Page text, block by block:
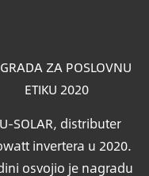
ZA POSLOVNU
ETIKU 2020
SOLAR, distributer
invertera u 2020.
osvojio je nagradu